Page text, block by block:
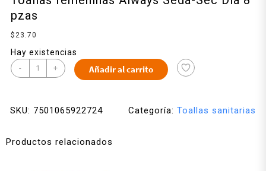
pzas
$23.70
Hay existencias
- + Añadir al carrito
SKU: 7501065922724 Categoría: Toallas sanitarias
Productos relacionados